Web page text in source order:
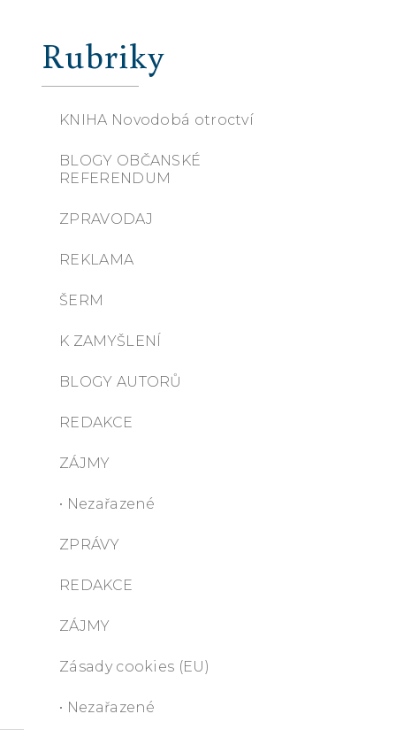
Rubriky
KNIHA Novodobá otroctví
BLOGY OBČANSKÉ
REFERENDUM
ZPRAVODAJ
REKLAMA
ŠERM
K ZAMYŠLENÍ
BLOGY AUTORŮ
REDAKCE
ZÁJMY
• Nezařazené
ZPRÁVY
REDAKCE
ZÁJMY
Zásady cookies (EU)
• Nezařazené